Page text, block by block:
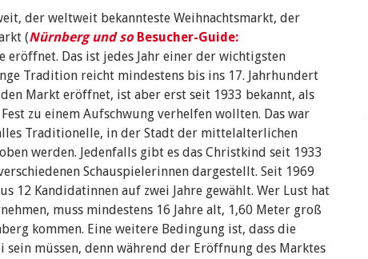
der weltweit bekannteste Weihnachtsmarkt, der
(Nürnberg und so Besucher-Guide:
eröffnet. Das ist jedes Jahr einer der wichtigsten
Tradition reicht mindestens bis ins 17. Jahrhundert
Markt eröffnet, ist aber erst seit 1933 bekannt, als
zu einem Aufschwung verhelfen wollten. Das war
Traditionelle, in der Stadt der mittelalterlichen
werden. Jedenfalls gibt es das Christkind seit 1933
Schauspielerinnen dargestellt. Seit 1969
12 Kandidatinnen auf zwei Jahre gewählt. Wer Lust hat
muss mindestens 16 Jahre alt, 1,60 Meter groß
kommen. Eine weitere Bedingung ist, dass die
müssen, denn während der Eröffnung des Marktes